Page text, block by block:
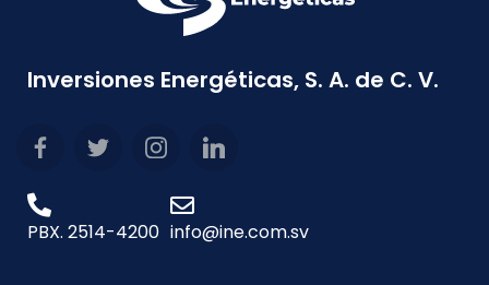
Inversiones Energéticas, S. A. de C. V.
PBX. 2514-4200 info@ine.com.sv